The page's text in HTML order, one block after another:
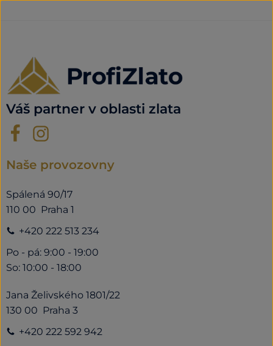
Váš partner v oblasti zlata
Naše provozovny
Spálená 90/17
110 00 Praha 1
+420 222 513 234
Po - pá: 9:00 - 19:00
So: 10:00 - 18:00
Jana Želivského 1801/22
130 00 Praha 3
+420 222 592 942